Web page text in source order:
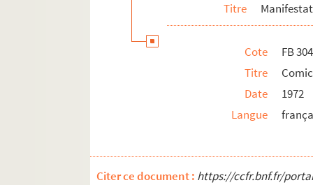
Titre
Cote
FB 304
Titre
Date
1972
Langue
Citer ce document : https://ccfr.bnf.fr/